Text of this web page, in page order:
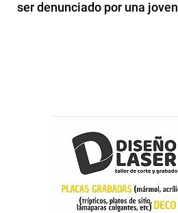
ser denunciado por una joven